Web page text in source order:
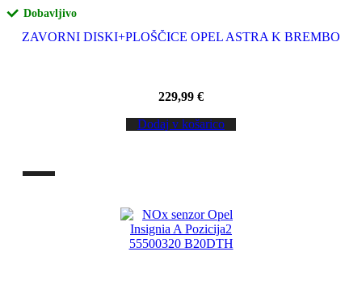
Dobavljivo
ZAVORNI DISKI+PLOŠČICE OPEL ASTRA K BREMBO
229,99 €
Dodaj v košarico